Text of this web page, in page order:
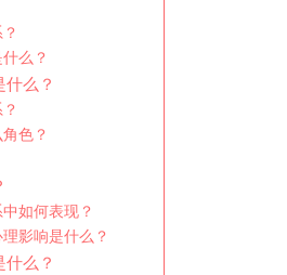
么？
么？
色？
如何表现？
影响是什么？
么？